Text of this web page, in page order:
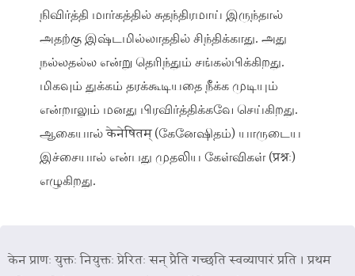
நிவிர்த்தி மார்கத்தில் சுதந்திரமாய் இருந்தால்
அதற்கு இஷ்டமில்லாததில் சிந்திக்காது. அது
நல்லதல்ல என்று தெரிந்தும் சங்கல்பிக்கிறது.
மிகவும் துக்கம் தரக்கூடியதை நீக்க முடியும்
என்றாலும் மனது பிரவிர்த்திக்கவே செய்கிறது.
ஆகையால் केनेषितम् (கேனேஷிதம்) யாருடைய
இச்சையால் என்பது முதலிய கேள்விகள் (प्रश्नः)
எழுகிறது.
केन प्राणः युक्तः नियुक्तः प्रेरितः सन् प्रैति गच्छति स्वव्यापारं प्रति । प्रथम